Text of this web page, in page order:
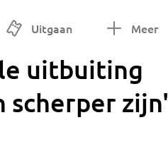
Uitgaan Meer
uitbuiting
scherper zijn'